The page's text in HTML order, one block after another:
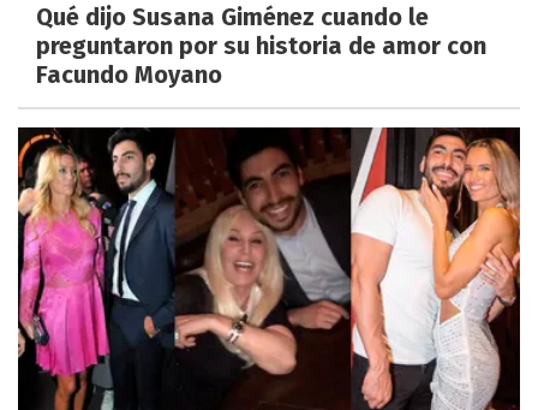
Qué dijo Susana Giménez cuando le
preguntaron por su historia de amor con
Facundo Moyano